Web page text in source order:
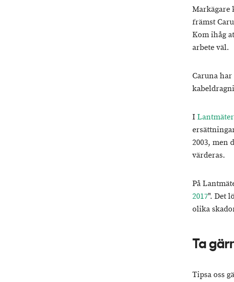
Markägare
främst
Kom ihåg
arbete väl.
Caruna
I
2003, men
värderas.
På
2017". Det
olika
Ta
Tipsa oss